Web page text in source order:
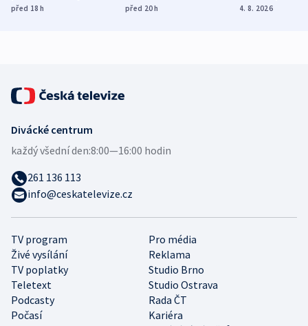
dohodu o
před 18h
Bojovali na straně
před 20h
nekalé
4. 8. 2026
TV program
Pro média
Živé vysílání
Reklama
TV poplatky
Studio Brno
Teletext
Studio Ostrava
Podcasty
Rada ČT
Počasí
Kariéra
Divácké centrum
každý všední den:8:00—16:00 hodin
261 136 113
info@ceskatelevize.cz